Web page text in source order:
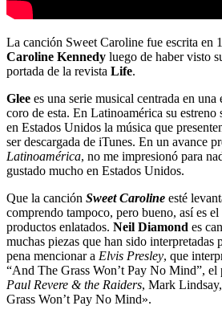
La canción Sweet Caroline fue escrita en
Caroline Kennedy luego de haber visto
portada de la revista Life.
Glee es una serie musical centrada en una
coro de esta. En Latinoamérica su estreno
en Estados Unidos la música que
ser descargada de iTunes. En un avance
Latinoamérica, no me impresionó para
gustado mucho en Estados Unidos.
Que la canción Sweet Caroline esté
comprendo tampoco, pero bueno, así es
productos enlatados. Neil Diamond es
muchas piezas que han sido interpretadas
pena mencionar a Elvis Presley, que
“And The Grass Won’t Pay No Mind”,
Paul Revere & the Raiders, Mark
Grass Won’t Pay No Mind».